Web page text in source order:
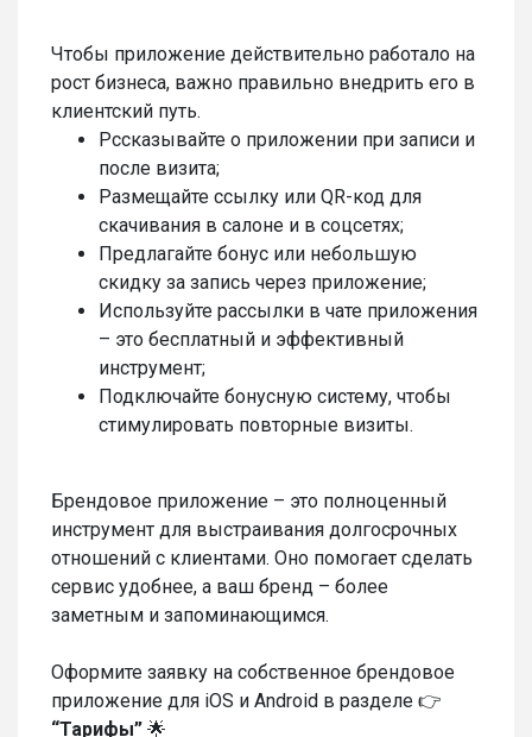
Чтобы приложение действительно работало на
рост бизнеса, важно правильно внедрить его в
клиентский путь.
Рссказывайте о приложении при записи и
после визита;
Размещайте ссылку или QR-код для
скачивания в салоне и в соцсетях;
Предлагайте бонус или небольшую
скидку за запись через приложение;
Используйте рассылки в чате приложения
– это бесплатный и эффективный
инструмент;
Подключайте бонусную систему, чтобы
стимулировать повторные визиты.
Брендовое приложение – это полноценный
инструмент для выстраивания долгосрочных
отношений с клиентами. Оно помогает сделать
сервис удобнее, а ваш бренд – более
заметным и запоминающимся.
Оформите заявку на собственное брендовое
приложение для iOS и Android в разделе 👉
“Тарифы” 🌟